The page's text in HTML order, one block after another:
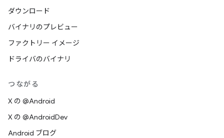
ダウンロード
バイナリのプレビュー
ファクトリー イメージ
ドライバのバイナリ
つながる
X の @Android
X の @AndroidDev
Android ブログ